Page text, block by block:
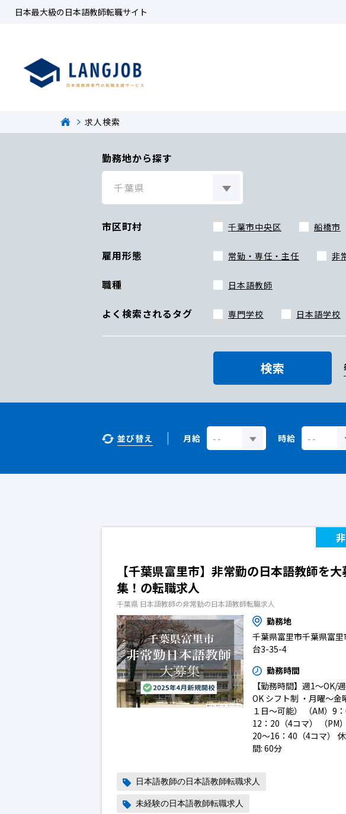
日本最大級の日本語教師転職サイト
求人検索
勤務地から探す
市区町村 千葉市中央区 船橋市
雇用形態 常勤・専任・主任 非
職種 日本語教師
よく検索されるタグ 専門学校 日本語学校
検索
並び替え 月給 時給
【千葉県富里市】非常勤の日本語教師を大
集！の転職求人
千葉県 日本語教師の非常勤の日本語教師転職求人
勤務地
千葉県富里市千葉県富里
台3-35-4
勤務時間
【勤務時間】週1～OK/
OK シフト制 ・月曜～金
１日～可能） （AM）9
12：20（4コマ） （PM
20～16：40（4コマ）
間: 60分
日本語教師の日本語教師転職求人
未経験の日本語教師転職求人